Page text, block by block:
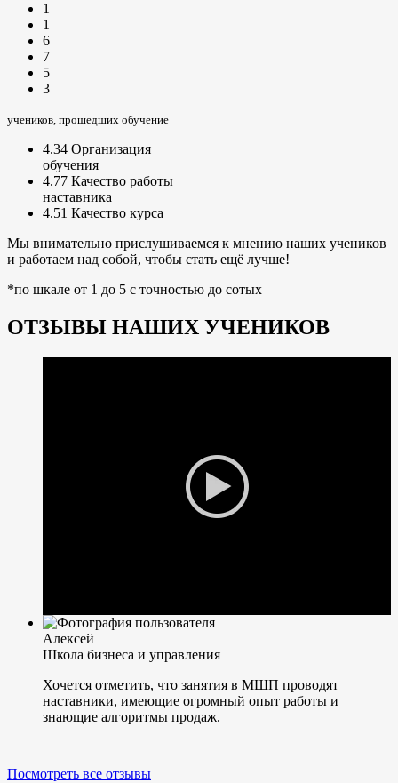
1
1
6
7
5
3
учеников, прошедших обучение
4.34 Организация
обучения
4.77 Качество работы
наставника
4.51 Качество курса
Мы внимательно прислушиваемся к мнению наших учеников
и работаем над собой, чтобы стать ещё лучше!
*по шкале от 1 до 5 с точностью до сотых
ОТЗЫВЫ НАШИХ УЧЕНИКОВ
Алексей
Школа бизнеса и управления
Хочется отметить, что занятия в МШП проводят
наставники, имеющие огромный опыт работы и
знающие алгоритмы продаж.
Посмотреть все отзывы